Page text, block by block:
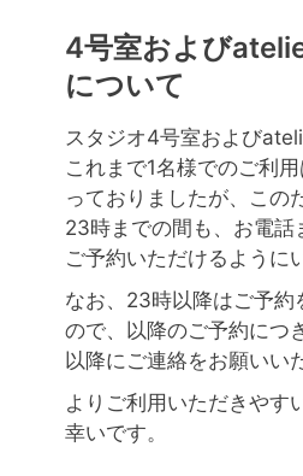
4号室および
について
スタジオ4号室および
これまで1名様でのご利
っておりましたが、この
23時までの間も、お電話
ご予約いただけるように
なお、23時以降はご予約
ので、以降のご予約につ
以降にご連絡をお願いい
よりご利用いただきやす
幸いです。